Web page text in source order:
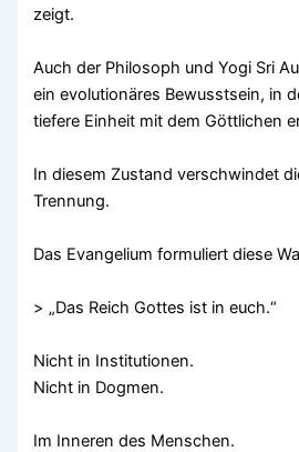
zeigt.
Auch der Philosoph und Yogi Sri
ein evolutionäres Bewusstsein, in
tiefere Einheit mit dem Göttlichen
In diesem Zustand verschwindet
Trennung.
Das Evangelium formuliert diese
> „Das Reich Gottes ist in euch.“
Nicht in Institutionen.
Nicht in Dogmen.
Im Inneren des Menschen.